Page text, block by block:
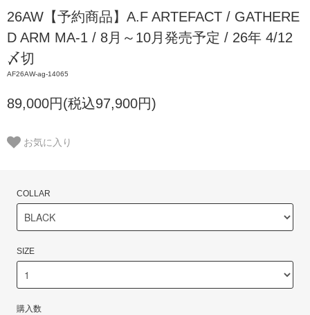
26AW【予約商品】A.F ARTEFACT / GATHERE
D ARM MA-1 / 8月～10月発売予定 / 26年 4/12
〆切
AF26AW-ag-14065
89,000円(税込97,900円)
お気に入り
COLLAR
SIZE
購入数